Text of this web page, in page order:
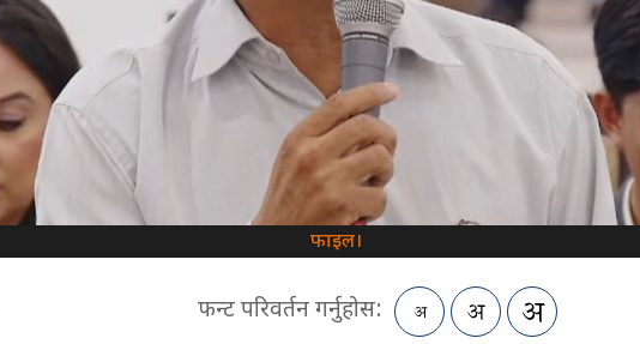
फाइल।
फन्ट परिवर्तन गर्नुहोस: